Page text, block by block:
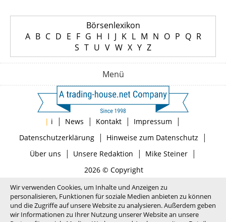
Börsenlexikon
A B C D E F G H I J K L M N O P Q R
S T U V W X Y Z
Menü
| i | News | Kontakt | Impressum |
Datenschutzerklärung| Hinweise zum Datenschutz |
Über uns | Unsere Redaktion | Mike Steiner|
2026 © Copyright
Wir verwenden Cookies, um Inhalte und Anzeigen zu
personalisieren, Funktionen für soziale Medien anbieten zu können
und die Zugriffe auf unsere Website zu analysieren. Außerdem geben
wir Informationen zu Ihrer Nutzung unserer Website an unsere